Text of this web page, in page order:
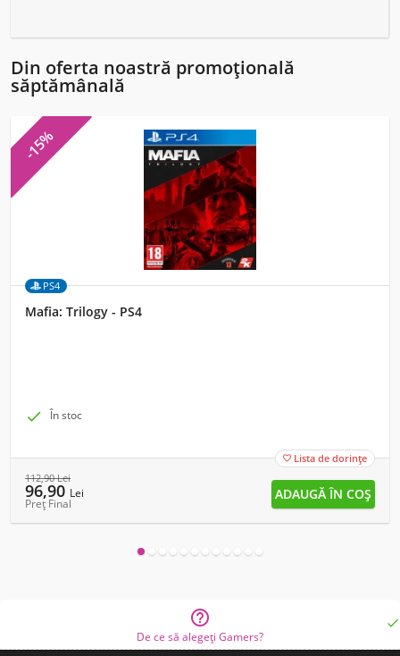
Din oferta noastră promoțională
săptămânală
-15%
PS4
Mafia: Trilogy - PS4
 În stoc
 Lista de dorințe
112,90Lei
96,90 Lei
Preț Final

De ce să alegeți Gamers?
